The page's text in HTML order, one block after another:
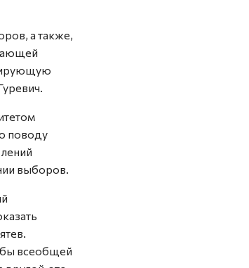
а также,
поводу
выборов.
всеобщей